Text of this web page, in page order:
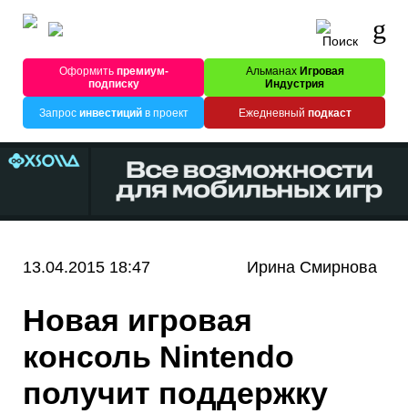
Оформитьпремиум-
подписку
Альманах Игровая
Индустрия
Запрос инвестицийв проект Ежедневный подкаст
13.04.2015 18:47 Ирина Смирнова
Новая игровая
консоль Nintendo
получит поддержку